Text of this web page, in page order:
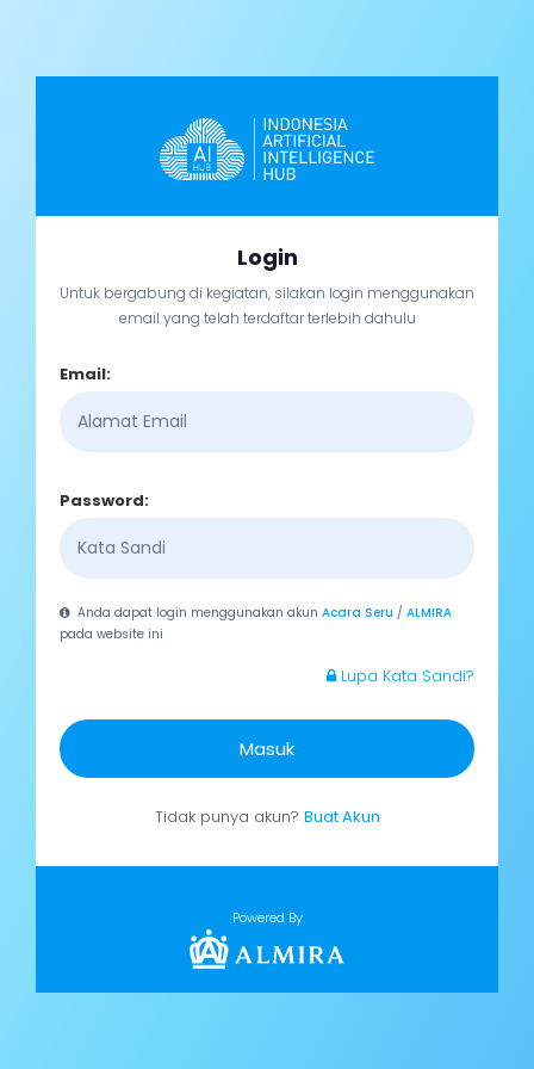
Login
Untuk bergabung di kegiatan, silakan login menggunakan
email yang telah terdaftar terlebih dahulu
Email:
Password:
Anda dapat login menggunakan akunAcara Seru /ALMIRA
pada website ini
Lupa Kata Sandi?
Masuk
Tidak punya akun? Buat Akun
Powered By